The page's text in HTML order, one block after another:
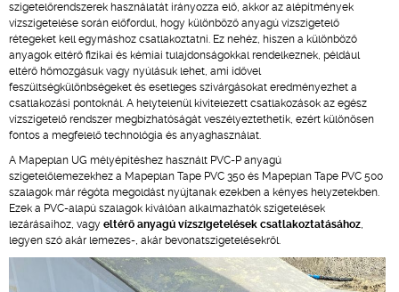
szigetelőrendszerek használatát irányozza elő, akkor az alépítmények
vízszigetelése során előfordul, hogy különböző anyagú vízszigetelő
rétegeket kell egymáshoz csatlakoztatni. Ez nehéz, hiszen a különböző
anyagok eltérő fizikai és kémiai tulajdonságokkal rendelkeznek, például
eltérő hőmozgásuk vagy nyúlásuk lehet, ami idővel
feszültségkülönbségeket és esetleges szivárgásokat eredményezhet a
csatlakozási pontoknál. A helytelenül kivitelezett csatlakozások az egész
vízszigetelő rendszer megbízhatóságát veszélyeztethetik, ezért különösen
fontos a megfelelő technológia és anyaghasználat.
A Mapeplan UG mélyépítéshez használt PVC-P anyagú
szigetelőlemezekhez a Mapeplan Tape PVC 350 és Mapeplan Tape PVC 500
szalagok már régóta megoldást nyújtanak ezekben a kényes helyzetekben.
Ezek a PVC-alapú szalagok kiválóan alkalmazhatók szigetelések
lezárásaihoz, vagy eltérő anyagú vízszigetelések csatlakoztatásához,
legyen szó akár lemezes-, akár bevonatszigetelésekről.